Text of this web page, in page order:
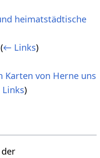
heimatstädtische
(← Links)
Karten von Herne uns
)